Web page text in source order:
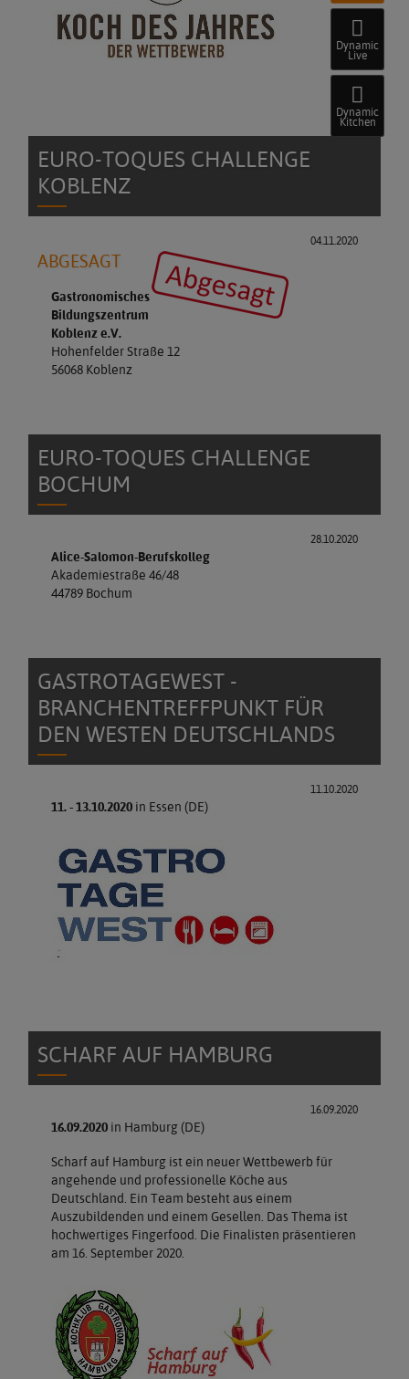
Dynamic
Live
Dynamic
Kitchen
EURO-TOQUES CHALLENGE
KOBLENZ
04.11.2020
ABGESAGT
Gastronomisches
Bildungszentrum
Koblenz e.V.
Hohenfelder Straße 12
56068 Koblenz
EURO-TOQUES CHALLENGE
BOCHUM
28.10.2020
Alice-Salomon-Berufskolleg
Akademiestraße 46/48
44789 Bochum
GASTROTAGEWEST -
BRANCHENTREFFPUNKT FÜR
DEN WESTEN DEUTSCHLANDS
11.10.2020
11. - 13.10.2020in Essen (DE)
SCHARF AUF HAMBURG
16.09.2020
16.09.2020 in Hamburg (DE)
Scharf auf Hamburg ist ein neuer Wettbewerb für
angehende und professionelle Köche aus
Deutschland. Ein Team besteht aus einem
Auszubildenden und einem Gesellen. Das Thema ist
hochwertiges Fingerfood. Die Finalisten präsentieren
am 16. September 2020.